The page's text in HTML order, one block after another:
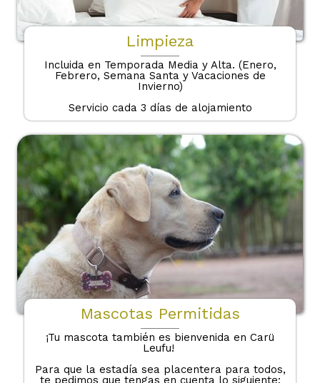
Limpieza
Incluida en Temporada Media y Alta. (Enero,
Febrero, Semana Santa y Vacaciones de
Invierno)
Servicio cada 3 días de alojamiento
Mascotas Permitidas
¡Tu mascota también es bienvenida en Carü
Leufu!
Para que la estadía sea placentera para todos,
te pedimos que tengas en cuenta lo siguiente: